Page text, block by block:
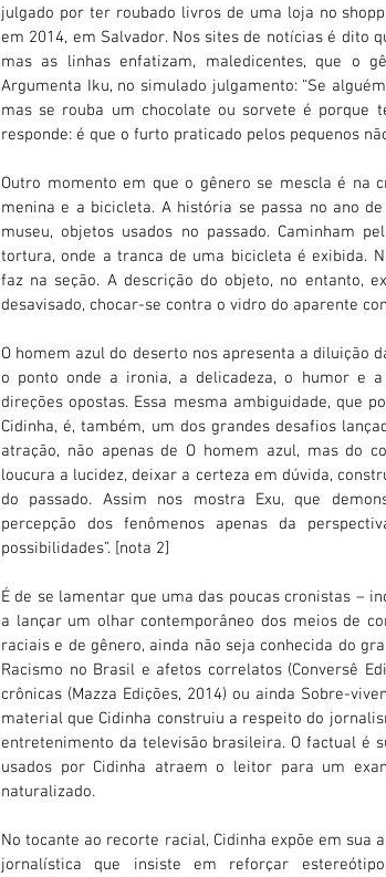
julgado por ter roubado livros de uma loja no
em 2014, em Salvador. Nos sites de notícias é dito
mas as linhas enfatizam, maledicentes, que o
Argumenta Iku, no simulado julgamento: “Se
mas se rouba um chocolate ou sorvete é porque
responde: é que o furto praticado pelos pequenos
Outro momento em que o gênero se mescla é na
menina e a bicicleta. A história se passa no ano
museu, objetos usados no passado. Caminham
tortura, onde a tranca de uma bicicleta é exibida.
faz na seção. A descrição do objeto, no entanto,
desavisado, chocar-se contra o vidro do aparente
O homem azul do deserto nos apresenta a diluição
o ponto onde a ironia, a delicadeza, o humor e
direções opostas. Essa mesma ambiguidade, que
Cidinha, é, também, um dos grandes desafios
atração, não apenas de O homem azul, mas do
loucura a lucidez, deixar a certeza em dúvida,
do passado. Assim nos mostra Exu, que
percepção dos fenômenos apenas da
possibilidades”. [nota 2]
É de se lamentar que uma das poucas cronistas –
a lançar um olhar contemporâneo dos meios de
raciais e de gênero, ainda não seja conhecida do
Racismo no Brasil e afetos correlatos (Conversê
crônicas (Mazza Edições, 2014) ou ainda Sobre-
material que Cidinha construiu a respeito do
entretenimento da televisão brasileira. O factual é
usados por Cidinha atraem o leitor para um
naturalizado.
No tocante ao recorte racial, Cidinha expõe em
jornalística que insiste em reforçar